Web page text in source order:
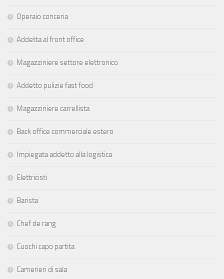
Operaio conceria
Addetta al front office
Magazziniere settore elettronico
Addetto pulizie fast food
Magazziniere carrellista
Back office commerciale estero
Impiegata addetto alla logistica
Elettricisti
Barista
Chef de rang
Cuochi capo partita
Camerieri di sala